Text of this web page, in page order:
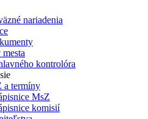
nariadenia
kontrolóra
a termíny
MsZ
komisií